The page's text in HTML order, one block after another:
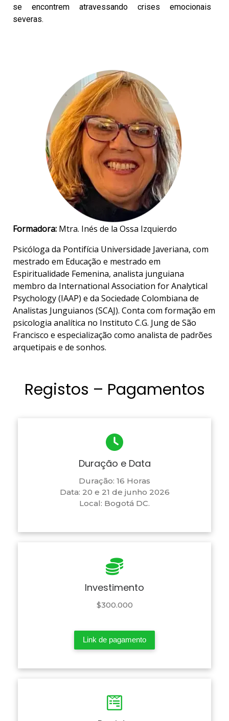
se encontrem atravessando crises emocionais
severas.
Formadora: Mtra. Inés de la Ossa Izquierdo
Psicóloga da Pontifícia Universidade Javeriana, com
mestrado em Educação e mestrado em
Espiritualidade Femenina, analista junguiana
membro da International Association for Analytical
Psychology (IAAP) e da Sociedade Colombiana de
Analistas Junguianos (SCAJ). Conta com formação em
psicologia analítica no Instituto C.G. Jung de São
Francisco e especialização como analista de padrões
arquetipais e de sonhos.
Registos – Pagamentos
Duração e Data
Duração: 16 Horas
Data: 20 e 21 de junho 2026
Local: Bogotá DC.
Investimento
$300.000
Link de pagamento